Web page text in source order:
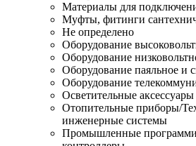
Материалы для
Муфты, фитинги
Не определено
Оборудование
Оборудование
Оборудование паяльное и
Оборудование
Осветительные аксессуары
Отопительные приборы/
инженерные системы
Промышленные